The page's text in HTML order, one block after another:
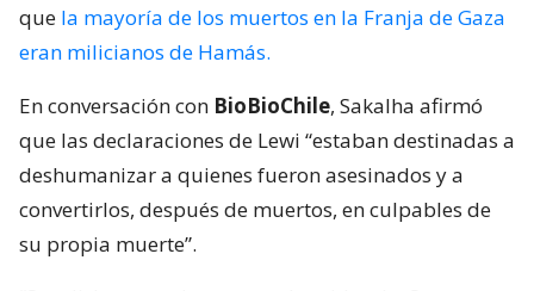
que la mayoría de los muertos en la Franja de Gaza
eran milicianos de Hamás.
En conversación con BioBioChile, Sakalha afirmó
que las declaraciones de Lewi “estaban destinadas a
deshumanizar a quienes fueron asesinados y a
convertirlos, después de muertos, en culpables de
su propia muerte”.